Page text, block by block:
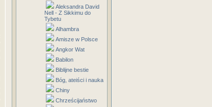
Aleksandra David
Nell - Z Sikkimu do
Tybetu
Alhambra
Amisze w Polsce
Angkor Wat
Babilon
Biblijne bestie
Bóg, ateiści i nauka
Chiny
Chrześcijaństwo